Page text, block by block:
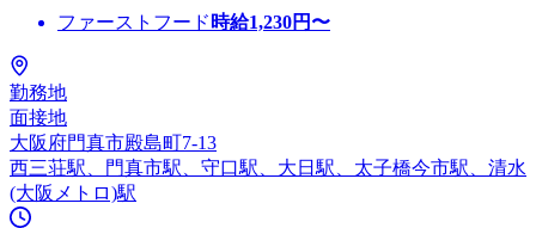
ファーストフード 時給1,230円〜
勤務地
面接地
大阪府門真市殿島町7-13
西三荘駅、門真市駅、守口駅、大日駅、太子橋今市駅、清水
(大阪メトロ)駅